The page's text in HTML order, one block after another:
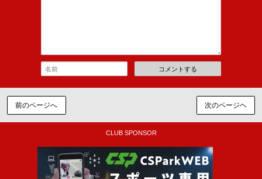
コメントする
前のページへ 次のページヘ
CLUB SPONSOR